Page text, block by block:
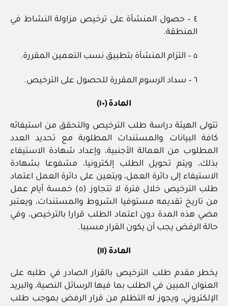
٤ – حصول المنشأة على ترخيص مزاولة النشاط في
المنطقة.
٥ – التزام المنشأة بتطبيق نسب التعمين المقررة.
٦ – سداد الرسوم المقررة للحصول على الترخيص.
المادة (١٠)
تتولى الهيئة دراسة طلب الترخيص والتحقق من استيفائه
كافة البيانات والمستندات المطلوبة مع تحديد العدد
المطلوب من العمالة الأجنبية، وإعداد شهادة الاستيفاء
بذلك، ويتم تحويل الطلب إلكترونيا، مشفوعا بشهادة
الاستيفاء إلى دائرة العمل، ويتعين على دائرة العمل اعتماد
طلب الترخيص خلال فترة لا تتجاوز (٥) خمسة أيام عمل
من تاريخ تقديمه مستوفيا الشروط والمستندات، ويعتبر
مضي هذه المدة دون اعتماد الطلب قرارا بالترخيص، وفي
حالة الرفض يجب أن يكون القرار مسببا.
المادة (١١)
يخطر مقدم طلب الترخيص بالقرار الصادر في طلبه على
العنوان المبين في الطلب بما فيها الرسائل النصية، والبريد
الإلكتروني، ويجوز له التظلم من قرار الرفض بموجب طلب